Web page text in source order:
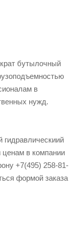
бутылочный
в
нужд.
в компании
+7(495) 258-81-
формой заказа